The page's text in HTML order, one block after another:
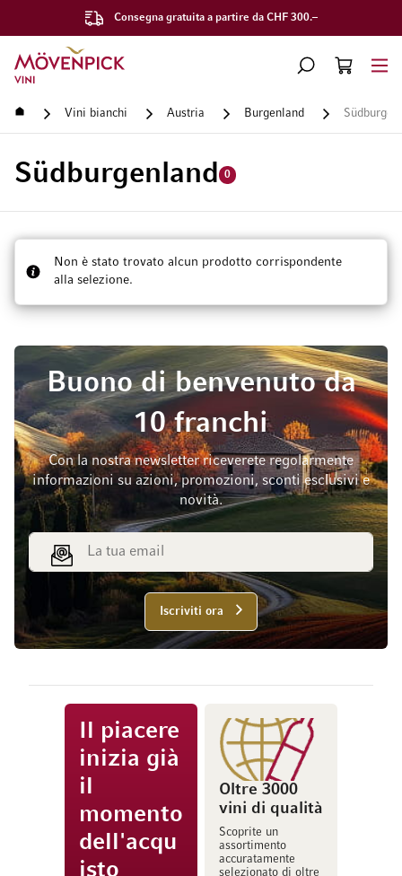
Consegna gratuita a partire da CHF 300.–
Vai alla Home Page
CERCA
CART
Home Vini bianchi Austria Burgenland
Südburgenland 0
Non è stato trovato alcun prodotto corrispondente
alla selezione.
Buono di benvenuto da
10 franchi
Con la nostra newsletter riceverete regolarmente
informazioni su azioni, promozioni, sconti esclusivi e
novità.
Indirizzo email
Iscriviti ora
Il piacere
inizia già
il
momento
dell'acqu
isto
Oltre 3000
vini di qualità
Scoprite un
assortimento
accuratamente
selezionato di oltre